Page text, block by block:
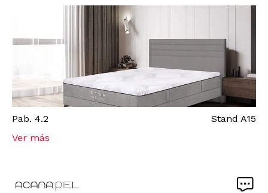
Pab. 4.2 Stand A15
Ver más